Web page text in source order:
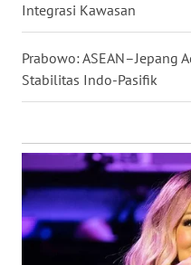
Integrasi Kawasan
Prabowo: ASEAN–Jepang
Stabilitas Indo-Pasifik
WN
KALBAR
WN
WN
KALTARA
WN